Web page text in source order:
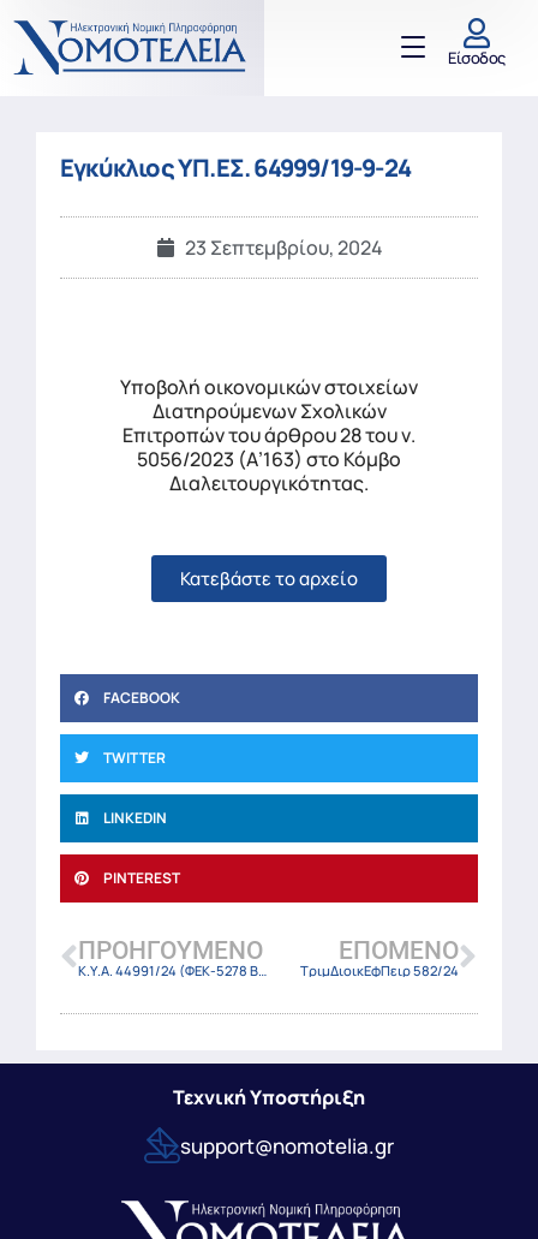
Είσοδος
Εγκύκλιος ΥΠ.ΕΣ. 64999/19-9-24
23 Σεπτεμβρίου, 2024
Υποβολή οικονομικών στοιχείων
Διατηρούμενων Σχολικών
Επιτροπών του άρθρου 28 του ν.
5056/2023 (Α’163) στο Κόμβο
Διαλειτουργικότητας.
Κατεβάστε το αρχείο
FACEBOOK
TWITTER
LINKEDIN
PINTEREST
ΠΡΟΗΓΟΎΜΕΝΟ
Κ.Υ.Α. 44991/24 (ΦΕΚ-5278 Β/18-9-24)
ΕΠΌΜΕΝΟ
ΤριμΔιοικΕφΠειρ 582/24
Τεχνική Υποστήριξη
support@nomotelia.gr